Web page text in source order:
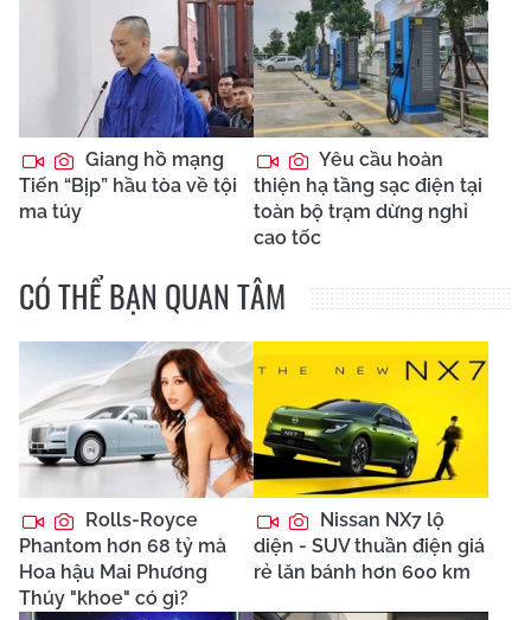
Giang hồ mạng
Tiến “Bịp” hầu tòa về tội
ma túy
Yêu cầu hoàn
thiện hạ tầng sạc điện tại
toàn bộ trạm dừng nghỉ
cao tốc
CÓ THỂ BẠN QUAN TÂM
Rolls-Royce
Phantom hơn 68 tỷ mà
Hoa hậu Mai Phương
Thúy "khoe" có gì?
Nissan NX7 lộ
diện - SUV thuần điện giá
rẻ lăn bánh hơn 600 km